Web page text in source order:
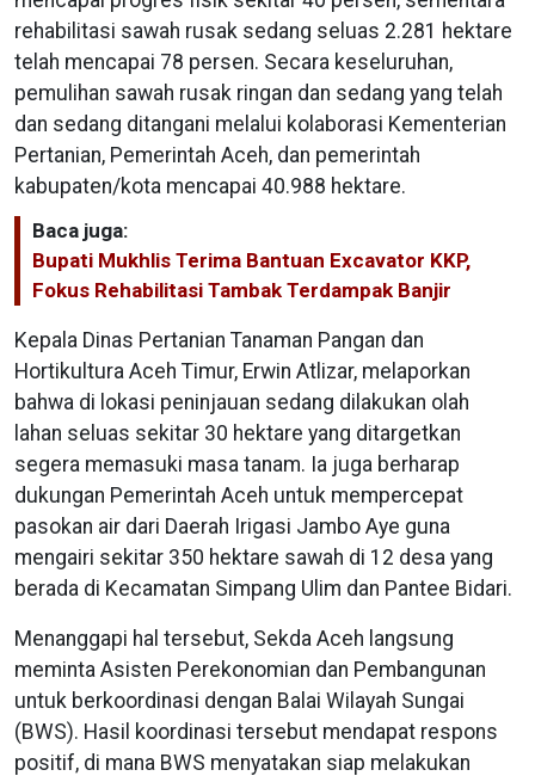
rehabilitasi sawah rusak sedang seluas 2.281 hektare
telah mencapai 78 persen. Secara keseluruhan,
pemulihan sawah rusak ringan dan sedang yang telah
dan sedang ditangani melalui kolaborasi Kementerian
Pertanian, Pemerintah Aceh, dan pemerintah
kabupaten/kota mencapai 40.988 hektare.
Baca juga:
Bupati Mukhlis Terima Bantuan Excavator KKP,
Fokus Rehabilitasi Tambak Terdampak Banjir
Kepala Dinas Pertanian Tanaman Pangan dan
Hortikultura Aceh Timur, Erwin Atlizar, melaporkan
bahwa di lokasi peninjauan sedang dilakukan olah
lahan seluas sekitar 30 hektare yang ditargetkan
segera memasuki masa tanam. Ia juga berharap
dukungan Pemerintah Aceh untuk mempercepat
pasokan air dari Daerah Irigasi Jambo Aye guna
mengairi sekitar 350 hektare sawah di 12 desa yang
berada di Kecamatan Simpang Ulim dan Pantee Bidari.
Menanggapi hal tersebut, Sekda Aceh langsung
meminta Asisten Perekonomian dan Pembangunan
untuk berkoordinasi dengan Balai Wilayah Sungai
(BWS). Hasil koordinasi tersebut mendapat respons
positif, di mana BWS menyatakan siap melakukan